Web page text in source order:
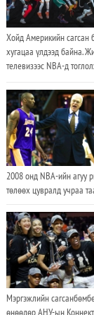
Хойд Америкийн сагсан
хугацаа үлдээд байна.
телевизээс NBA-д
2008 онд NBA-ийн агуу
төлөөх цувралд учраа
Мэргэжлийн
өнөөдөр АНУ-ын